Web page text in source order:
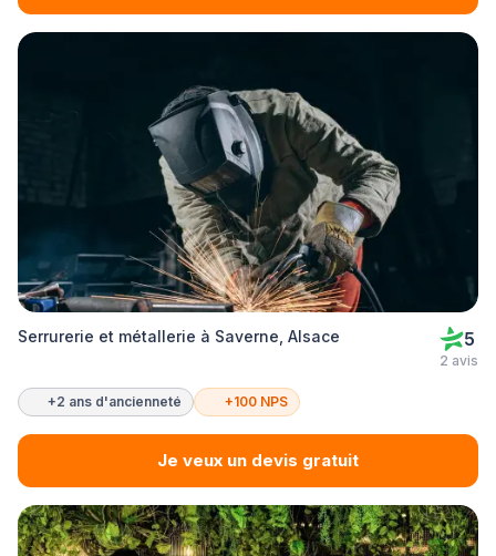
Serrurerie et métallerie à Saverne, Alsace 5
2 avis
+2 ans d'ancienneté +100 NPS
Je veux un devis gratuit